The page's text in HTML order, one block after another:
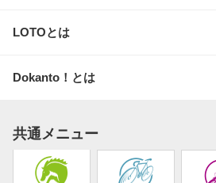
LOTOとは
Dokanto！とは
共通メニュー